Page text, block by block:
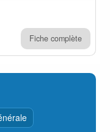
Fiche complète